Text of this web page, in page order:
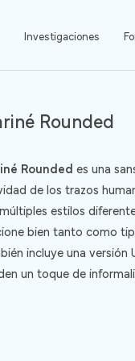
Investigaciones
Rounded
Rounded es una
de los trazos
estilos
bien tanto como
incluye una
un toque de